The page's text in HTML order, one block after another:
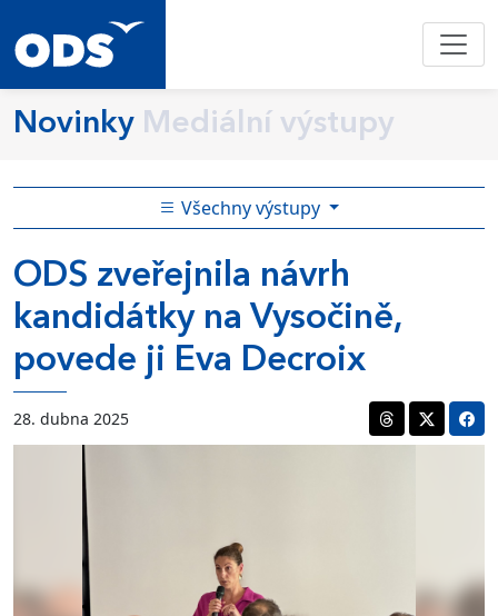
Novinky Mediální výstupy
Všechny výstupy
ODS zveřejnila návrh
kandidátky na Vysočině,
povede ji Eva Decroix
28. dubna 2025